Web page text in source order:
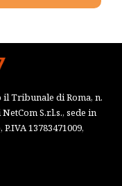
Tribunale di Roma, n.
S.r.l.s., sede in
13783471009,